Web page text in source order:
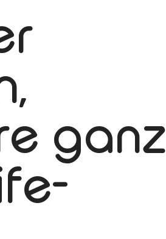
ganz